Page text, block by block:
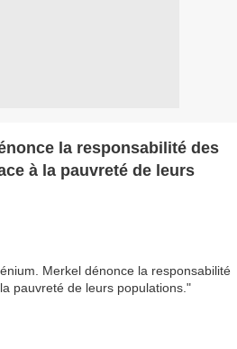
la responsabilité des
à la pauvreté de leurs